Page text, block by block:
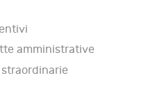
amministrative